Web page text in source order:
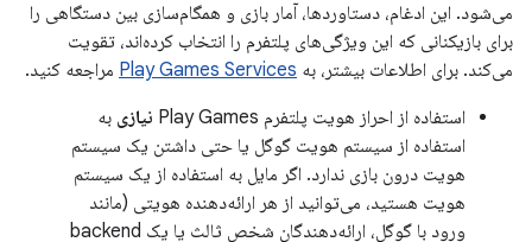
می‌شود. این ادغام، دستاوردها، آمار بازی و همگام‌سازی بین دستگاهی را
برای بازیکنانی که این ویژگی‌های پلتفرم را انتخاب کرده‌اند، تقویت
می‌کند. برای اطلاعات بیشتر، به Play Games Services مراجعه کنید.
استفاده از احراز هویت پلتفرم Play Games
نیازی به
استفاده از سیستم هویت گوگل یا حتی داشتن یک سیستم
هویت درون بازی ندارد. اگر مایل به استفاده از یک سیستم
هویت هستید، می‌توانید از هر ارائه‌دهنده هویتی (مانند
ورود با گوگل، ارائه‌دهندگان شخص ثالث یا یک backend